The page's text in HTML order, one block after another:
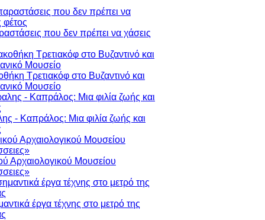
που δεν πρέπει να χάσεις
Τρετιακόφ στο Βυζαντινό και
Μουσείο
- Καπράλος: Μια φιλία ζωής και
Αρχαιολογικού Μουσείου
έργα τέχνης στο μετρό της